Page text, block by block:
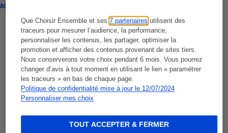
Que Choisir Ensemble et ses7 partenaires utilisent des
traceurs pour mesurer l’audience, la performance,
personnaliser les contenus, les partager, optimiser la
promotion et afficher des contenus provenant de sites tiers.
Nous conserverons votre choix pendant 6 mois. Vous pourrez
changer d’avis à tout moment en utilisant le lien « paramétrer
les traceurs » en bas de chaque page.
Politique de confidentialité mise à jour le 12/07/2024
Personnaliser mes choix
TOUT ACCEPTER & FERMER
ACTUALITÉ